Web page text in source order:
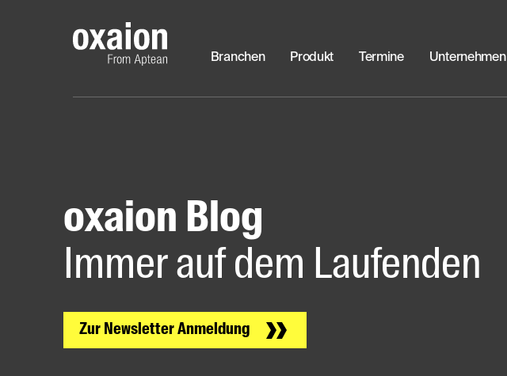
Branchen Produkt Termine Unternehmen
oxaion Blog
Immer auf dem Laufenden
Zur Newsletter Anmeldung